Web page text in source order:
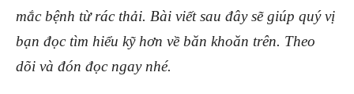
mắc bệnh từ rác thải. Bài viết sau đây sẽ giúp quý vị
bạn đọc tìm hiểu kỹ hơn về băn khoăn trên. Theo
dõi và đón đọc ngay nhé.